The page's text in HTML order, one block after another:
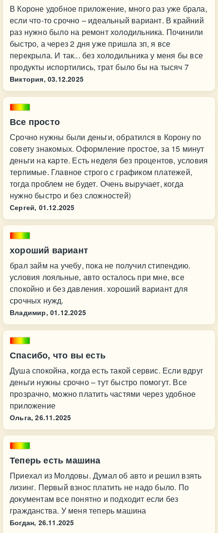
В Короне удобное приложение, много раз уже брала,
если что-то срочно – идеальный вариант. В крайний
раз нужно было на ремонт холодильника. Починили
быстро, а через 2 дня уже пришла зп, я все
перекрыла. И так... без холодильника у меня бы все
продукты испортились, трат было бы на тысяч 7
Виктория, 03.12.2025
Все просто
Срочно нужны были деньги, обратился в Корону по
совету знакомых. Оформление простое, за 15 минут
деньги на карте. Есть неделя без процентов, условия
терпимые. Главное строго с графиком платежей,
тогда проблем не будет. Очень выручает, когда
нужно быстро и без сложностей)
Сергей, 01.12.2025
хороший вариант
брал займ на учебу, пока не получил стипендию.
условия лояльные, авто осталось при мне, все
спокойно и без давления. хороший вариант для
срочных нужд.
Владимир, 01.12.2025
Спасибо, что вы есть
Душа спокойна, когда есть такой сервис. Если вдруг
деньги нужны срочно – тут быстро помогут. Все
прозрачно, можно платить частями через удобное
приложение
Ольга, 26.11.2025
Теперь есть машина
Приехал из Молдовы. Думал об авто и решил взять
лизинг. Первый взнос платить не надо было. По
документам все понятно и подходит если без
гражданства. У меня теперь машина
Богдан, 26.11.2025